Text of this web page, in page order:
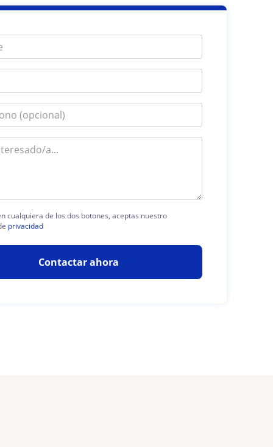
cualquiera de los dos botones, aceptas nuestro
privacidad
Contactar ahora